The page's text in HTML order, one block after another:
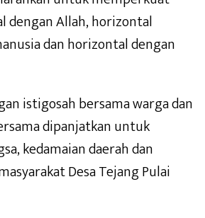
dengan Allah, horizontal
dan horizontal dengan
istigosah bersama warga dan
dipanjatkan untuk
kedamaian daerah dan
Desa Tejang Pulai